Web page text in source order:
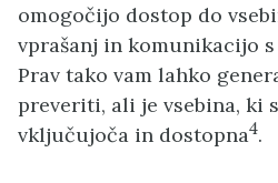
omogočijo dostop do
vprašanj in komunikacijo
Prav tako vam lahko
preveriti, ali je vsebina, ki
vključujoča in dostopna4.